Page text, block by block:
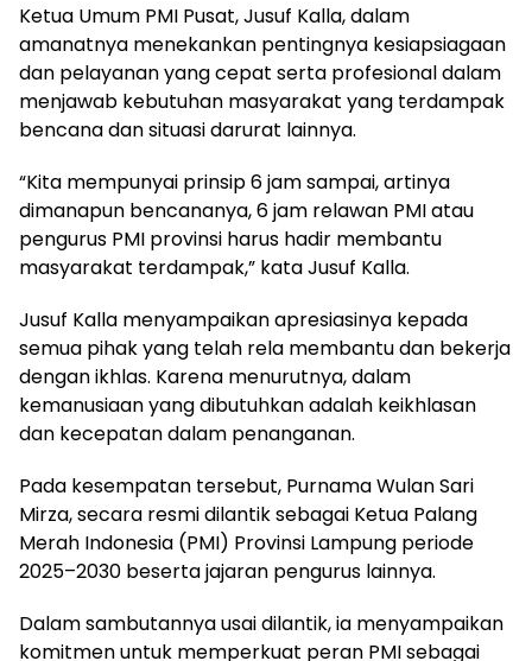
Ketua Umum PMI Pusat, Jusuf Kalla, dalam
amanatnya menekankan pentingnya kesiapsiagaan
dan pelayanan yang cepat serta profesional dalam
menjawab kebutuhan masyarakat yang terdampak
bencana dan situasi darurat lainnya.
“Kita mempunyai prinsip 6 jam sampai, artinya
dimanapun bencananya, 6 jam relawan PMI atau
pengurus PMI provinsi harus hadir membantu
masyarakat terdampak,” kata Jusuf Kalla.
Jusuf Kalla menyampaikan apresiasinya kepada
semua pihak yang telah rela membantu dan bekerja
dengan ikhlas. Karena menurutnya, dalam
kemanusiaan yang dibutuhkan adalah keikhlasan
dan kecepatan dalam penanganan.
Pada kesempatan tersebut, Purnama Wulan Sari
Mirza, secara resmi dilantik sebagai Ketua Palang
Merah Indonesia (PMI) Provinsi Lampung periode
2025–2030 beserta jajaran pengurus lainnya.
Dalam sambutannya usai dilantik, ia menyampaikan
komitmen untuk memperkuat peran PMI sebagai